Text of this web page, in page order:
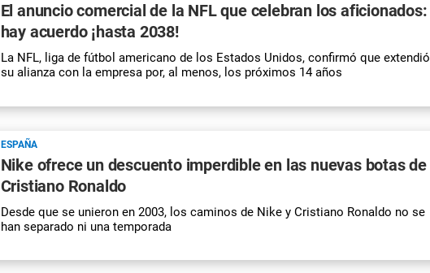
El anuncio comercial de la NFL que celebran los aficionados:
hay acuerdo ¡hasta 2038!
La NFL, liga de fútbol americano de los Estados Unidos, confirmó que extendió
su alianza con la empresa por, al menos, los próximos 14 años
ESPAÑA
Nike ofrece un descuento imperdible en las nuevas botas de
Cristiano Ronaldo
Desde que se unieron en 2003, los caminos de Nike y Cristiano Ronaldo no se
han separado ni una temporada